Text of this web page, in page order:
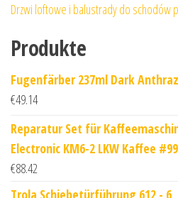
Drzwi loftowe i balustrady do schodów
Produkte
Fugenfärber 237ml Dark
€49.14
Reparatur Set für
Electronic KM6-2 LKW Kaffee
€88.42